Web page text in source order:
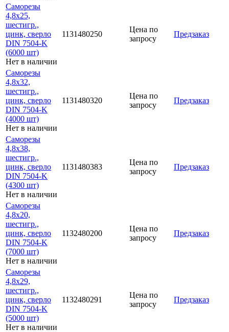
Саморезы
4,8х25,
шестигр.,
цинк, сверло
DIN 7504-K
(6000 шт)
Нет в наличии
1131480250
Цена по
запросу
Предзаказ
Саморезы
4,8х32,
шестигр.,
цинк, сверло
DIN 7504-K
(4000 шт)
Нет в наличии
1131480320
Цена по
запросу
Предзаказ
Саморезы
4,8х38,
шестигр.,
цинк, сверло
DIN 7504-K
(4300 шт)
Нет в наличии
1131480383
Цена по
запросу
Предзаказ
Саморезы
4,8х20,
шестигр.,
цинк, сверло
DIN 7504-K
(7000 шт)
Нет в наличии
1132480200
Цена по
запросу
Предзаказ
Саморезы
4,8х29,
шестигр.,
цинк, сверло
DIN 7504-K
(5000 шт)
Нет в наличии
1132480291
Цена по
запросу
Предзаказ